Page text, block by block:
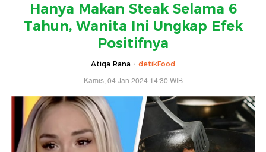
Hanya Makan Steak Selama 6
Tahun, Wanita Ini Ungkap Efek
Positifnya
Atiqa Rana - detikFood
Kamis, 04 Jan 2024 14:30 WIB